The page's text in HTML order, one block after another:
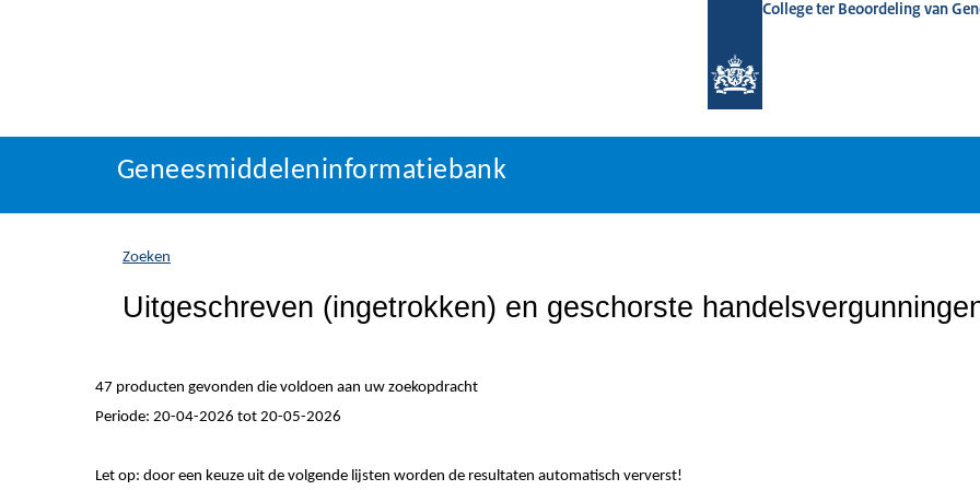
College ter Beoordeling van
Geneesmiddeleninformatiebank
U
zich
hier:
Geneesmiddeleninformatiebank
Zoeken
Uitgeschreven (ingetrokken) en geschorste
47 producten gevonden die voldoen aan uw zoekopdracht
Periode: 20-04-2026 tot 20-05-2026
Let op: door een keuze uit de volgende lijsten worden de resultaten automatisch ververst!